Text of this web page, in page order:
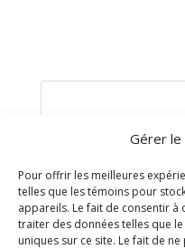
Gérer
Pour offrir les meilleures
telles que les témoins pour
appareils. Le fait de consentir
traiter des données telles que
uniques sur ce site. Le fait de
Recent